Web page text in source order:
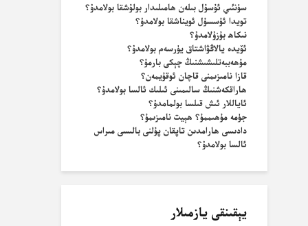
سۈنئىي ئۇسۇل بىلەن ھامىلىدار بولۇشقا بولامدۇ؟
تويدا ئۇسسۇل ئويناشقا بولامدۇ؟
نىكاھ بۇزۇلامدۇ؟
ئۆيدە يالاڭۋاشتاق يۈرسەم بولامدۇ؟
مۇھەببەتلىشىشنىڭ چېكى بارمۇ؟
قازا نامىزىمنى قاچان ئوقۇيمەن؟
ھاراقكەشنىڭ سالىمىنى ئىلىك ئالسا بولامدۇ؟
ئاياللار ئىش قىلسا بولمامدۇ؟
جۈمە مۇھىممۇ؟ ھېيت نامىزىمۇ؟
دادىسى ھارامدىن تاپقان پۇلنى بالىسى مىراس
ئالسا بولامدۇ؟
يېقىنقى يازمىلار